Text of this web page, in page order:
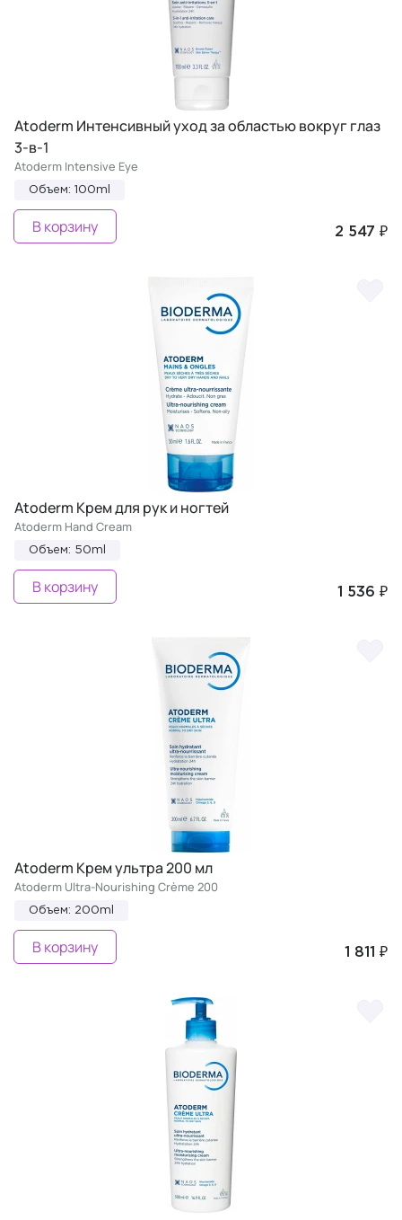
Atoderm Интенсивный уход за областью вокруг глаз
3-в-1
Atoderm Intensive Eye
Объем: 100ml
2 547 ₽
В корзину
Atoderm Крем для рук и ногтей
Atoderm Hand Cream
Объем: 50ml
1 536 ₽
В корзину
Atoderm Крем ультра 200 мл
Atoderm Ultra-Nourishing Crème 200
Объем: 200ml
1 811 ₽
В корзину